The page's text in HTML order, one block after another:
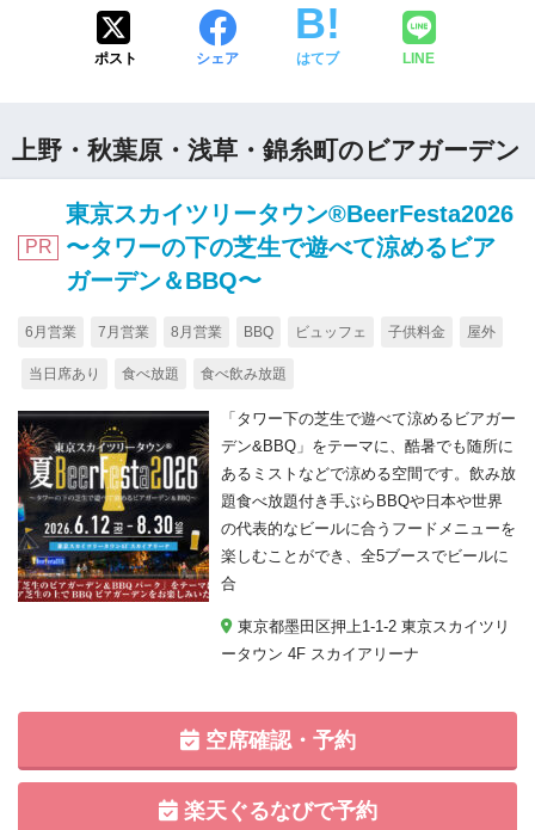
ポスト シェア はてブ LINE
上野・秋葉原・浅草・錦糸町のビアガーデン
PR
東京スカイツリータウン®BeerFesta2026
〜タワーの下の芝生で遊べて涼めるビア
ガーデン＆BBQ〜
6月営業 7月営業 8月営業 BBQ ビュッフェ 子供料金 屋外
当日席あり 食べ放題 食べ飲み放題
「タワー下の芝生で遊べて涼めるビアガー
デン&BBQ」をテーマに、酷暑でも随所に
あるミストなどで涼める空間です。飲み放
題食べ放題付き手ぶらBBQや日本や世界
の代表的なビールに合うフードメニューを
楽しむことができ、全5ブースでビールに
合
東京都墨田区押上1-1-2 東京スカイツリ
ータウン 4F スカイアリーナ
空席確認・予約
楽天ぐるなびで予約